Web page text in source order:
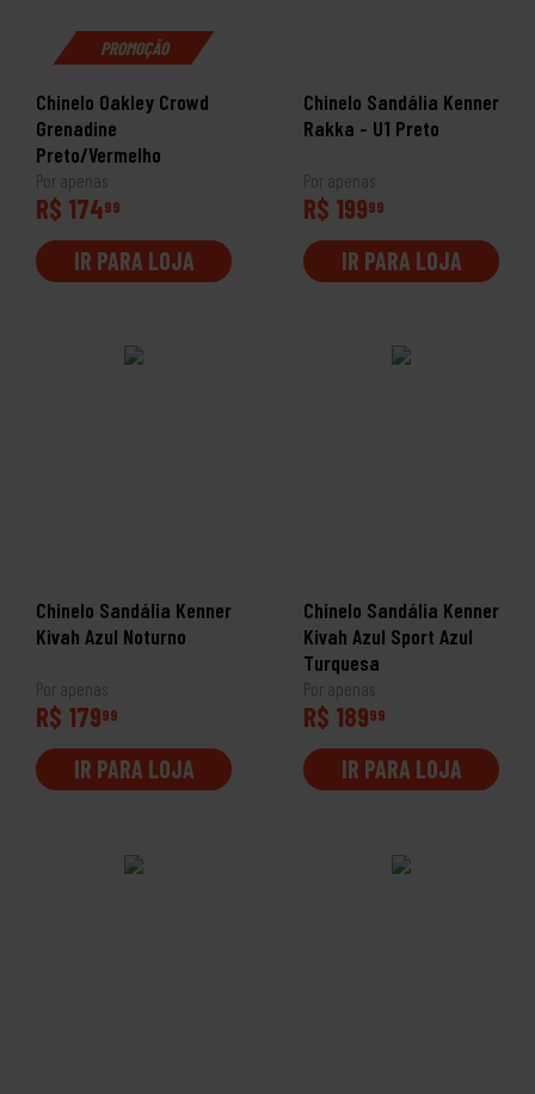
PROMOÇÃO
Chinelo Oakley Crowd
Grenadine
Preto/Vermelho
Por apenas
R$ 17499
IR PARA LOJA
Chinelo Sandália Kenner
Rakka - U1 Preto
Por apenas
R$ 19999
IR PARA LOJA
Chinelo Sandália Kenner
Kivah Azul Noturno
Por apenas
R$ 17999
IR PARA LOJA
Chinelo Sandália Kenner
Kivah Azul Sport Azul
Turquesa
Por apenas
R$ 18999
IR PARA LOJA